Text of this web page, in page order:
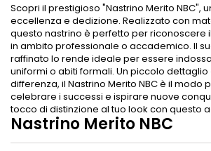
Scopri il prestigioso "Nastrino Merito NBC",
eccellenza e dedizione. Realizzato con
questo nastrino è perfetto per riconoscere
in ambito professionale o accademico. Il
raffinato lo rende ideale per essere
uniformi o abiti formali. Un piccolo
differenza, il Nastrino Merito NBC è il modo
celebrare i successi e ispirare nuove
tocco di distinzione al tuo look con questo
Nastrino Merito NBC